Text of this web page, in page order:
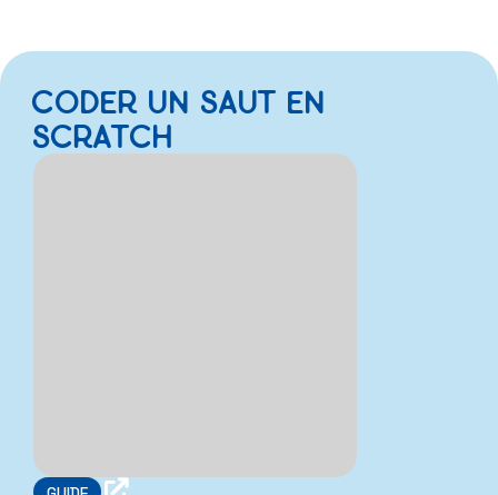
CODER UN SAUT EN
SCRATCH